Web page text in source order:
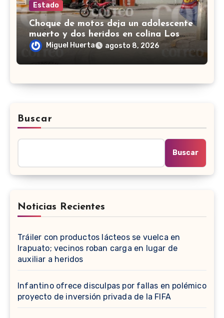
Estado
Choque de motos deja un adolescente
muerto y dos heridos en colina Los
Presidentes, en León
Miguel Huerta agosto 8, 2026
Buscar
Buscar
Noticias Recientes
Tráiler con productos lácteos se vuelca en
Irapuato; vecinos roban carga en lugar de
auxiliar a heridos
Infantino ofrece disculpas por fallas en polémico
proyecto de inversión privada de la FIFA